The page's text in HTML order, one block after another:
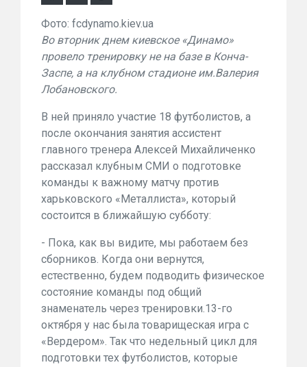
Фото: fcdynamo.kiev.ua
Во вторник днем киевское «Динамо»
провело тренировку не на базе в Конча-
Заспе, а на клубном стадионе им.Валерия
Лобановского.
В ней приняло участие 18 футболистов, а
после окончания занятия ассистент
главного тренера Алексей Михайличенко
рассказал клубным СМИ о подготовке
команды к важному матчу против
харьковского «Металлиста», который
состоится в ближайшую субботу:
- Пока, как вы видите, мы работаем без
сборников. Когда они вернутся,
естественно, будем подводить физическое
состояние команды под общий
знаменатель через тренировки.13-го
октября у нас была товарищеская игра с
«Вердером». Так что недельный цикл для
подготовки тех футболистов, которые